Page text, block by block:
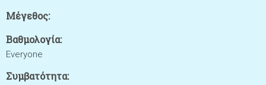
Μέγεθος:
Βαθμολογία:
Everyone
Συμβατότητα: